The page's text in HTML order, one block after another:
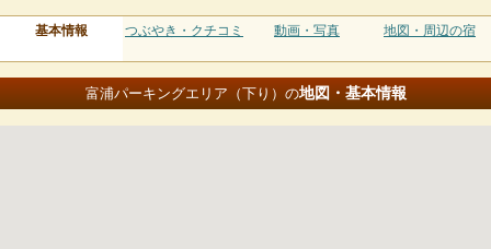
基本情報 つぶやき・クチコミ 動画・写真 地図・周辺の宿
富浦パーキングエリア（下り）の地図・基本情報